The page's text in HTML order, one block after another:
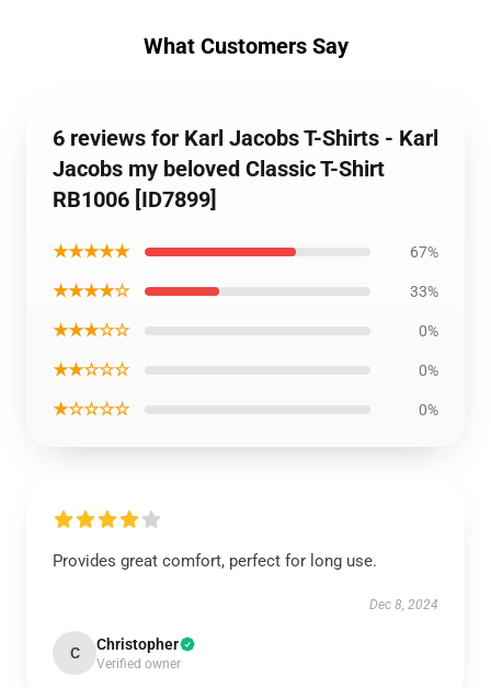
What Customers Say
6 reviews for Karl Jacobs T-Shirts - Karl
Jacobs my beloved Classic T-Shirt
RB1006 [ID7899]
★★★★★ 67%
★★★★☆ 33%
★★★☆☆ 0%
★★☆☆☆ 0%
★☆☆☆☆ 0%
Provides great comfort, perfect for long use.
Dec 8, 2024
C Christopher
Verified owner